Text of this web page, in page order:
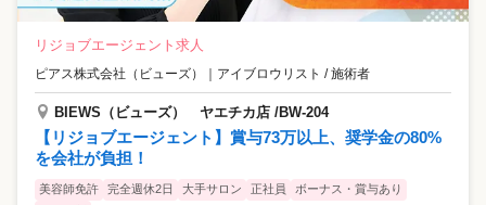
リジョブエージェント求人
ピアス株式会社（ビューズ） アイブロウリスト / 施術者
BIEWS（ビューズ） ヤエチカ店 /BW-204
【リジョブエージェント】賞与73万以上、奨学金の80%
を会社が負担！
美容師免許 完全週休2日 大手サロン 正社員
ボーナス・賞与あり